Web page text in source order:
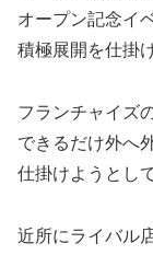
オープン記念イ
積極展開を仕掛
フランチャイズ
できるだけ外へ
仕掛けようとし
近所にライバル